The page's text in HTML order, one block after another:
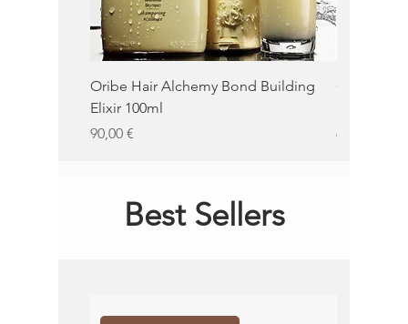
Oribe Hair Alchemy Bond Building
Elixir 100ml
Precio
90,00 €
Oribe
Precio
62,00 €
Best Sellers